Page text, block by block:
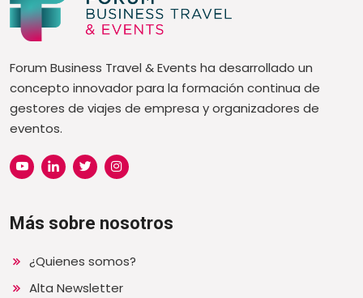
Forum Business Travel & Events ha desarrollado un
concepto innovador para la formación continua de
gestores de viajes de empresa y organizadores de
eventos.
Más sobre nosotros
¿Quienes somos?
Alta Newsletter